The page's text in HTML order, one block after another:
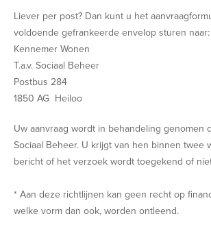
Liever per post? Dan kunt u het
voldoende gefrankeerde envelop sturen naar:
Kennemer Wonen
T.a.v. Sociaal Beheer
Postbus 284
1850 AG Heiloo
Uw aanvraag wordt in behandeling genomen
Sociaal Beheer. U krijgt van hen binnen twee
bericht of het verzoek wordt toegekend of
* Aan deze richtlijnen kan geen recht op
welke vorm dan ook, worden ontleend.